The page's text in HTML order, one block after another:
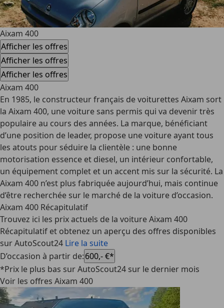
Aixam 400
Afficher les offres
Afficher les offres
Afficher les offres
Aixam 400
En 1985, le constructeur français de voiturettes Aixam sort
la Aixam 400, une voiture sans permis qui va devenir très
populaire au cours des années. La marque, bénéficiant
d’une position de leader, propose une voiture ayant tous
les atouts pour séduire la clientèle : une bonne
motorisation essence et diesel, un intérieur confortable,
un équipement complet et un accent mis sur la sécurité. La
Aixam 400 n’est plus fabriquée aujourd’hui, mais continue
d’être recherchée sur le marché de la voiture d’occasion.
Aixam 400 Récapitulatif
Trouvez ici les prix actuels de la voiture Aixam 400
Récapitulatif et obtenez un aperçu des offres disponibles
sur AutoScout24 Lire la suite
D’occasion à partir de:600,- €*
*Prix le plus bas sur AutoScout24 sur le dernier mois
Voir les offres Aixam 400